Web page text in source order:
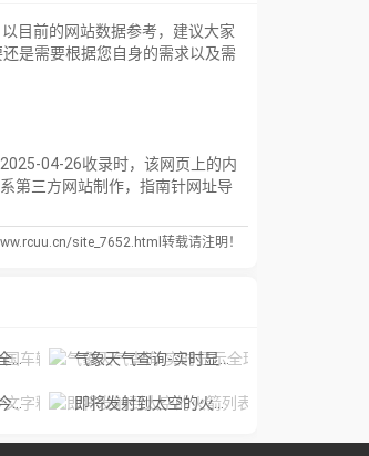
目前的网站数据参考，建议大家
是需要根据您自身的需求以及需
04-26收录时，该网页上的内
第三方网站制作，指南针网址导
site_7652.html转载请注明！
果 气象天气查询-实时显示全球天气，专业的气象预报，功能齐全并且预测的比较准确，无论你身处全世界的哪一个位置你都可以得到相对精准气象信息。
全 即将发射到太空的火箭列表-NextRocket.Space近期火箭发射时间查询入口